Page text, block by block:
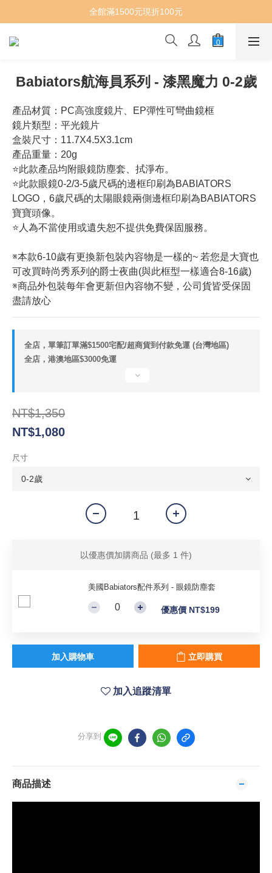
全館滿1500元現折100元
Babiators航海員系列 - 漆黑魔力 0-2歲
產品材質：PC高強度鏡片、EP彈性可彎曲鏡框
鏡片類型：平光鏡片
盒裝尺寸：11.7X4.5X3.1cm
產品重量：20g
⭐此款產品均附眼鏡防塵套、拭淨布。
⭐此款眼鏡0-2/3-5歲尺碼的邊框印刷為BABIATORS
LOGO，6歲尺碼的太陽眼鏡兩側邊框印刷為BABIATORS
寶寶頭像。
⭐人為不當使用或遺失恕不提供免費保固服務。
※本款6-10歲有更換新包裝內容物是一樣的~ 若您是大寶也
可改買時尚秀系列的爵士夜曲(與此框型一樣適合8-16歲)
※商品外包裝每年會更新但內容物不變，公司貨皆受保固
盡請放心
全店，單筆訂單滿$1500宅配/超商貨到付款免運 (台灣地區)
全店，港澳地區$3000免運
NT$1,350
NT$1,080
尺寸
以優惠價加購商品 (最多 1 件)
美國Babiators配件系列 - 眼鏡防塵套
優惠價 NT$199
加入購物車 立即購買
加入追蹤清單
分享到
商品描述